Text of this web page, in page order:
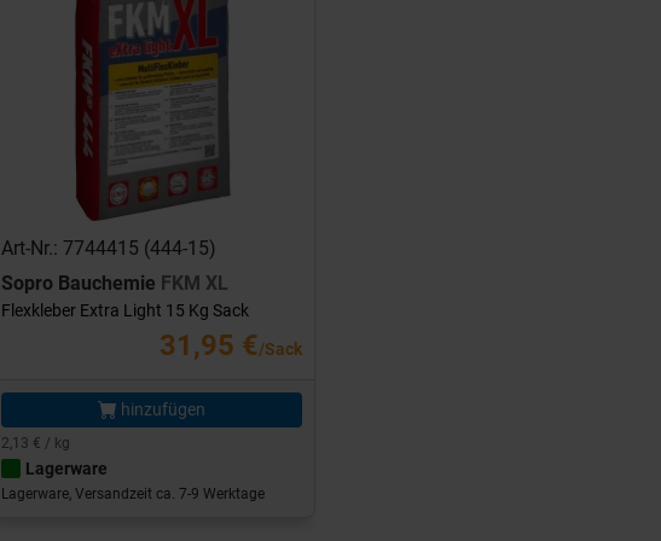
Art-Nr.: 7744415 (444-15)
Sopro Bauchemie FKM XL
Flexkleber Extra Light 15 Kg Sack
31,95 €/Sack
hinzufügen
2,13 € / kg
Lagerware
Lagerware, Versandzeit ca. 7-9 Werktage